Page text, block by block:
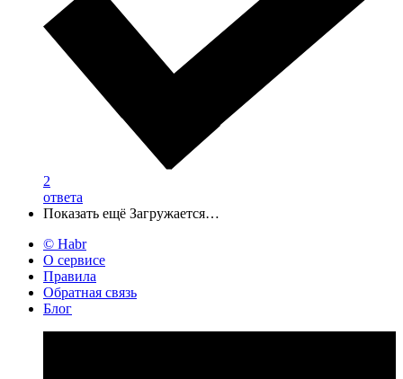
2
ответа
Показать ещё Загружается…
© Habr
О сервисе
Правила
Обратная связь
Блог